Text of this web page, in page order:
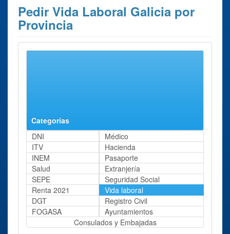
Pedir Vida Laboral Galicia por
Provincia
Categorías
DNI
Médico
ITV
Hacienda
INEM
Pasaporte
Salud
Extranjería
SEPE
Seguridad Social
Renta 2021
Vida laboral
DGT
Registro Civil
FOGASA
Ayuntamientos
Consulados y Embajadas